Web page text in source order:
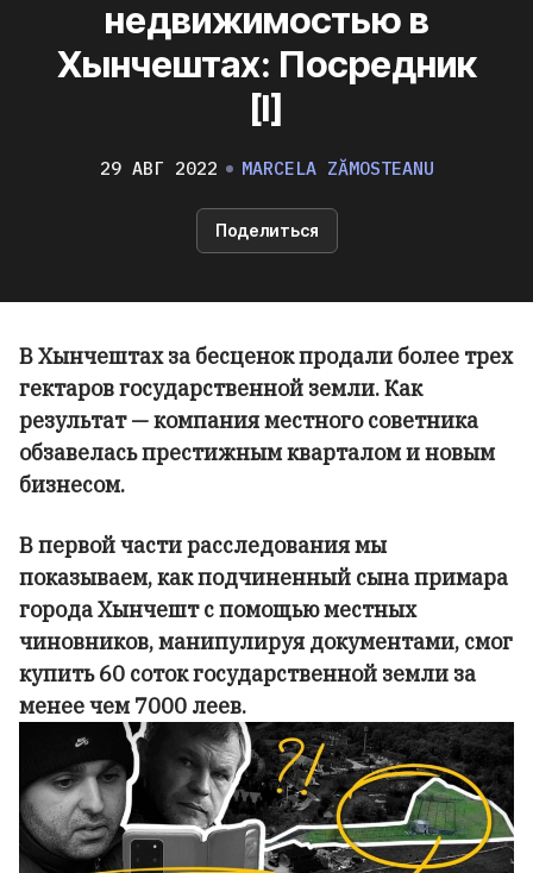
недвижимостью в
Хынчештах: Посредник
[I]
29 АВГ 2022 MARCELA ZĂMOSTEANU
Поделиться
В Хынчештах за бесценок продали более трех
гектаров государственной земли. Как
результат — компания местного советника
обзавелась престижным кварталом и новым
бизнесом.
В первой части расследования мы
показываем, как подчиненный сына примара
города Хынчешт с помощью местных
чиновников, манипулируя документами, смог
купить 60 соток государственной земли за
менее чем 7000 леев.